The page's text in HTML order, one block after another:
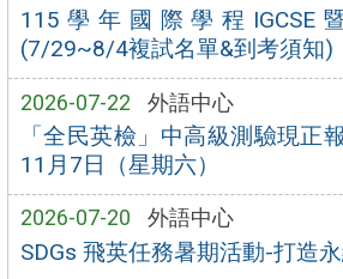
115學年國際學程IGCSE
(7/29~8/4複試名單&到考須知)
2026-07-22 外語中心
「全民英檢」中高級測驗現正
11月7日（星期六）
2026-07-20 外語中心
SDGs 飛英任務暑期活動-打造